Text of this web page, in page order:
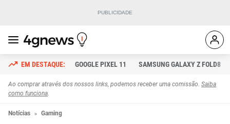
GOOGLE PIXEL 11 SAMSUNG GALAXY Z FOLD8
Ao comprar através dos nossos links, podemos receber uma comissão. Saiba
como funciona.
Notícias Gaming